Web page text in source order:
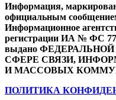
Информация,
официальным
Информационное
регистрации ИА № ФС 77
выдано
СФЕРЕ СВЯЗИ,
И МАССОВЫХ
ПОЛИТИКА